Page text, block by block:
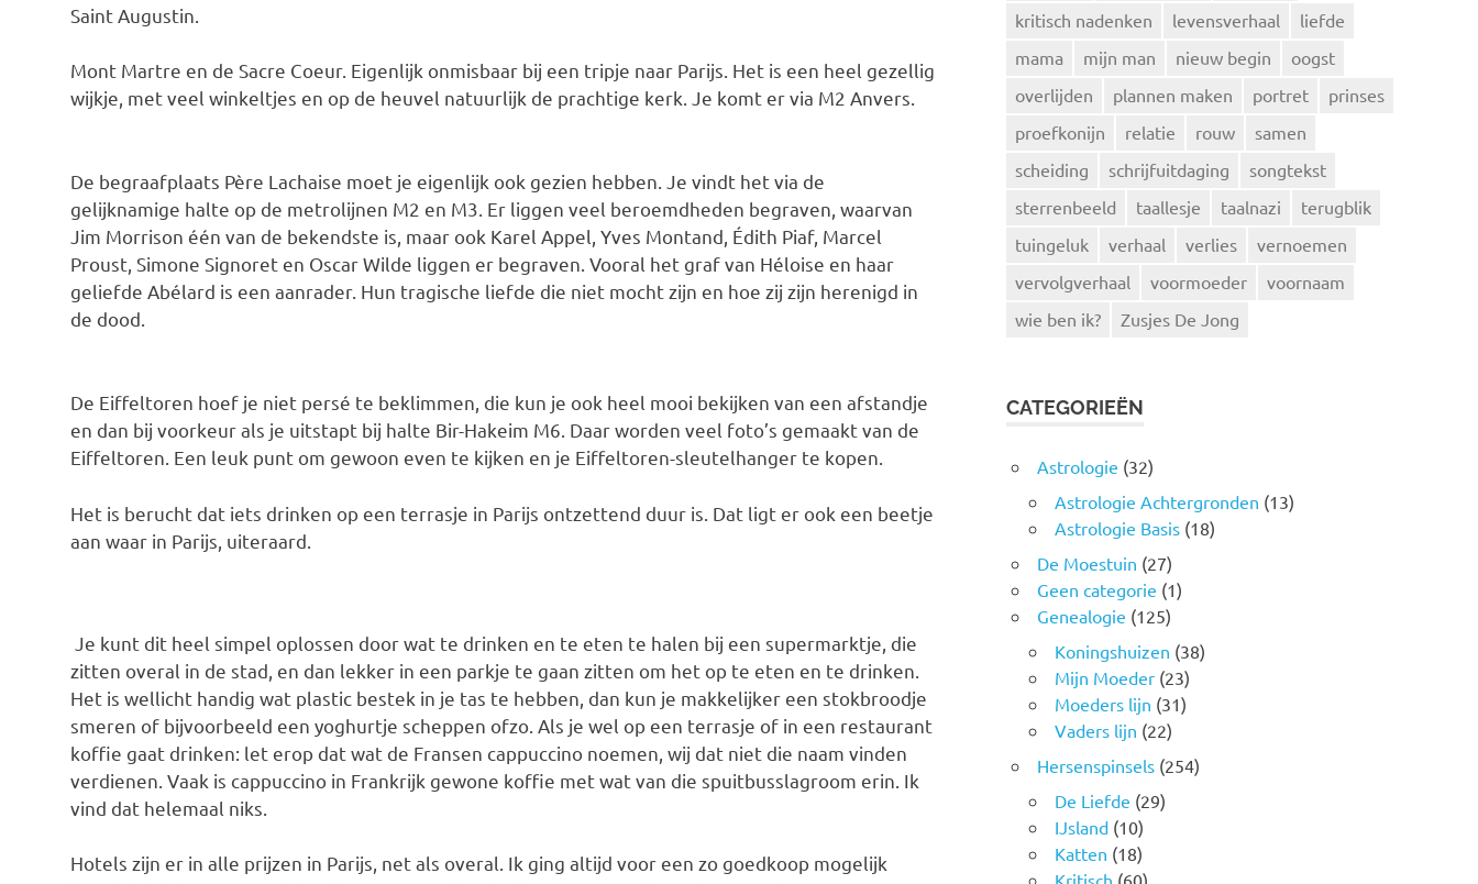
Saint Augustin.
Mont Martre en de Sacre Coeur. Eigenlijk onmisbaar bij een tripje naar Parijs. Het is een heel gezellig
wijkje, met veel winkeltjes en op de heuvel natuurlijk de prachtige kerk. Je komt er via M2 Anvers.
De begraafplaats Père Lachaise moet je eigenlijk ook gezien hebben. Je vindt het via de
gelijknamige halte op de metrolijnen M2 en M3. Er liggen veel beroemdheden begraven, waarvan
Jim Morrison één van de bekendste is, maar ook Karel Appel, Yves Montand, Édith Piaf, Marcel
Proust, Simone Signoret en Oscar Wilde liggen er begraven. Vooral het graf van Héloise en haar
geliefde Abélard is een aanrader. Hun tragische liefde die niet mocht zijn en hoe zij zijn herenigd in
de dood.
De Eiffeltoren hoef je niet persé te beklimmen, die kun je ook heel mooi bekijken van een afstandje
en dan bij voorkeur als je uitstapt bij halte Bir-Hakeim M6. Daar worden veel foto’s gemaakt van de
Eiffeltoren. Een leuk punt om gewoon even te kijken en je Eiffeltoren-sleutelhanger te kopen.
Het is berucht dat iets drinken op een terrasje in Parijs ontzettend duur is. Dat ligt er ook een beetje
aan waar in Parijs, uiteraard.
Je kunt dit heel simpel oplossen door wat te drinken en te eten te halen bij een supermarktje, die
zitten overal in de stad, en dan lekker in een parkje te gaan zitten om het op te eten en te drinken.
Het is wellicht handig wat plastic bestek in je tas te hebben, dan kun je makkelijker een stokbroodje
smeren of bijvoorbeeld een yoghurtje scheppen ofzo. Als je wel op een terrasje of in een restaurant
koffie gaat drinken: let erop dat wat de Fransen cappuccino noemen, wij dat niet die naam vinden
verdienen. Vaak is cappuccino in Frankrijk gewone koffie met wat van die spuitbusslagroom erin. Ik
vind dat helemaal niks.
Hotels zijn er in alle prijzen in Parijs, net als overal. Ik ging altijd voor een zo goedkoop mogelijk
kritisch nadenken
levensverhaal
liefde
mama
mijn man nieuw begin
oogst
overlijden
plannen maken portret
prinses
proefkonijn
relatie rouw
samen
scheiding
schrijfuitdaging
songtekst
sterrenbeeld
taallesje taalnazi
terugblik
tuingeluk
verhaal verlies
vernoemen
vervolgverhaal
voormoeder
voornaam
wie ben ik?
Zusjes De Jong
CATEGORIEËN
Astrologie (32)
Astrologie Achtergronden (13)
Astrologie Basis (18)
De Moestuin (27)
Geen categorie (1)
Genealogie (125)
Koningshuizen (38)
Mijn Moeder (23)
Moeders lijn (31)
Vaders lijn (22)
Hersenspinsels (254)
De Liefde (29)
IJsland (10)
Katten (18)
Kritisch (60)